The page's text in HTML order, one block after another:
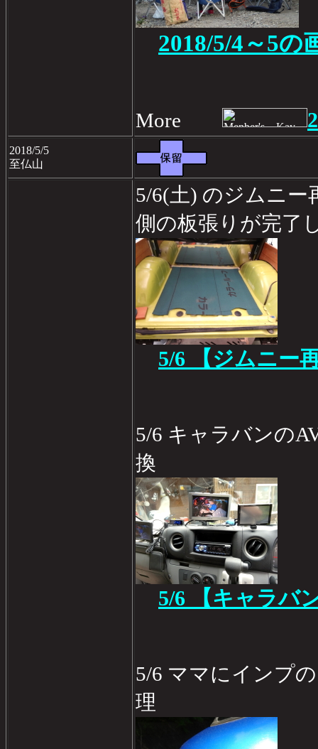
2018/5/4～5の
More
2018/5/5
至仏山
5/6(土) のジムニー
側の板張りが完了
5/6 【ジムニー
5/6 キャラバンの
換
5/6 【キャラバ
5/6 ママにインプ
理